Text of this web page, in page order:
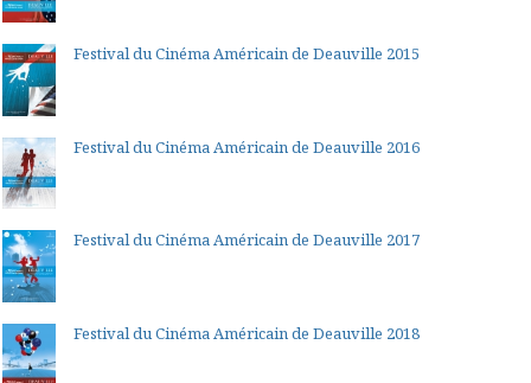
Festival du Cinéma Américain de Deauville 2015
Festival du Cinéma Américain de Deauville 2016
Festival du Cinéma Américain de Deauville 2017
Festival du Cinéma Américain de Deauville 2018